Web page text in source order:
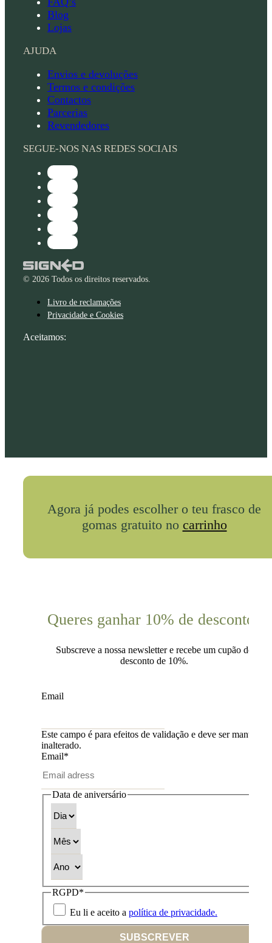
Blog
Lojas
AJUDA
Envios e devoluções
Termos e condições
Contactos
Parcerias
Revendedores
SEGUE-NOS NAS REDES SOCIAIS
© 2026 Todos os direitos reservados.
Livro de reclamações
Privacidade e Cookies
Aceitamos:
Agora já podes escolher o teu frasco de
gomas gratuito no carrinho
Queres ganhar 10% de desconto?
Subscreve a nossa newsletter e recebe um cupão de
desconto de 10%.
Email
Este campo é para efeitos de validação e deve ser mantido
inalterado.
Email*
Data de aniversário
RGPD*
Eu li e aceito a política de privacidade.
SUBSCREVER